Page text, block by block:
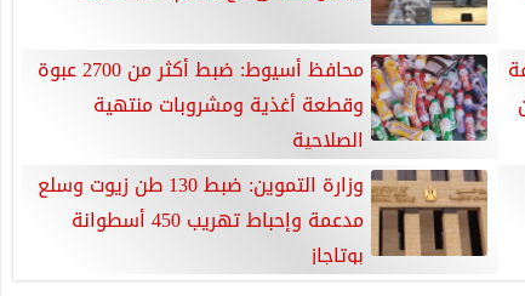
محافظ أسيوط: ضبط أكثر من 2700 عبوة
وقطعة أغذية ومشروبات منتهية
الصلاحية
وزارة التموين: ضبط 130 طن زيوت وسلع
مدعمة وإحباط تهريب 450 أسطوانة
بوتاجاز